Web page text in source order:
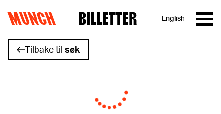
Hopp til innhold
MUNCH BILLETTER English
Tilbake til søk